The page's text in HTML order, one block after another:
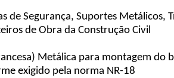
de Segurança, Suportes Metálicos,
de Obra da Construção Civil
Metálica para montagem
exigido pela norma NR-18